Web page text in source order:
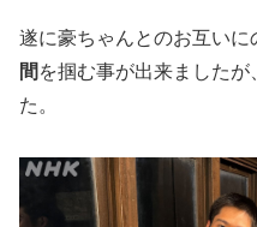
遂に豪ちゃんとのお互いに
間 を掴む事が出来ました
た。